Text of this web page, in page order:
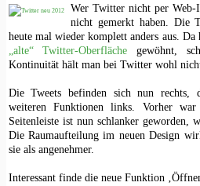
Wer Twitter nicht per Web-
nicht gemerkt haben. Die
heute mal wieder komplett anders aus.
„alte“ Twitter-Oberfläche gewöhnt,
Kontinuität hält man bei Twitter wohl
Die Tweets befinden sich nun rechts,
weiteren Funktionen links. Vorher
Seitenleiste ist nun schlanker geworden,
Die Raumaufteilung im neuen Design
sie als angenehmer.
Interessant finde die neue Funktion